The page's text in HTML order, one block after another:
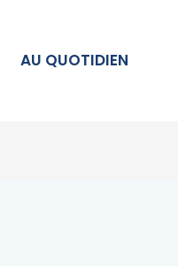
AU QUOTIDIEN